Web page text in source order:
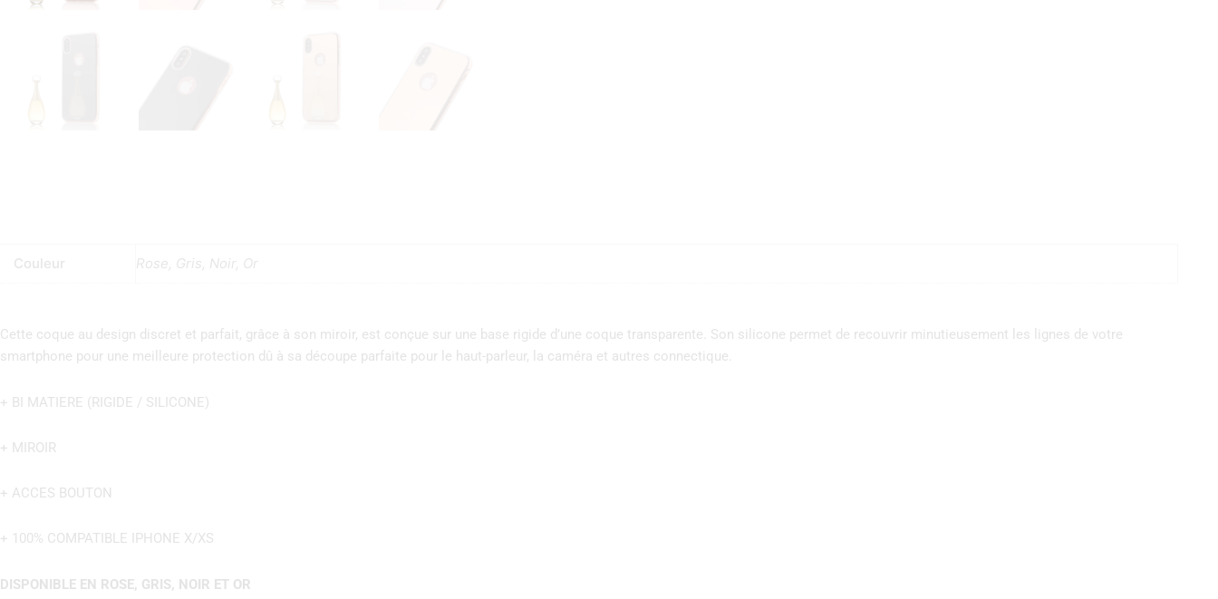
Couleur Rose, Gris, Noir, Or
Cette coque au design discret et parfait, grâce à son miroir, est conçue sur une base rigide d’une coque transparente. Son silicone permet de recouvrir minutieusement les lignes de votre
smartphone pour une meilleure protection dû à sa découpe parfaite pour le haut-parleur, la caméra et autres connectique.
+ BI MATIERE (RIGIDE / SILICONE)
+ MIROIR
+ ACCES BOUTON
+ 100% COMPATIBLE IPHONE X/XS
DISPONIBLE EN ROSE, GRIS, NOIR ET OR